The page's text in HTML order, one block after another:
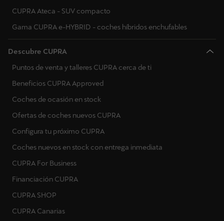
CUPRA Ateca - SUV compacto
Gama CUPRA e-HYBRID - coches híbridos enchufables
Descubre CUPRA
Puntos de venta y talleres CUPRA cerca de ti
Beneficios CUPRA Approved
Coches de ocasión en stock
Ofertas de coches nuevos CUPRA
Configura tu próximo CUPRA
Coches nuevos en stock con entrega inmediata
CUPRA For Business
Financiación CUPRA
CUPRA SHOP
CUPRA Canarias